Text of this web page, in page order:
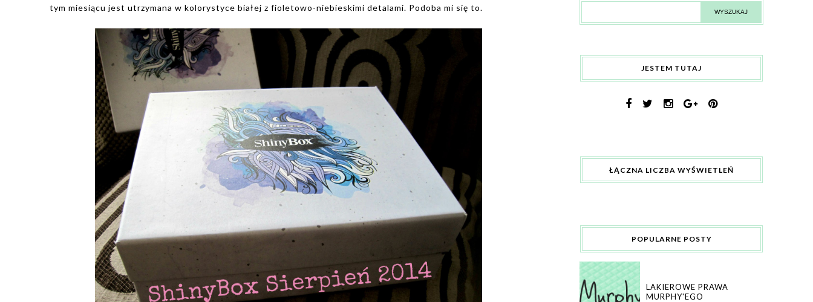
tym miesiącu jest utrzymana w kolorystyce białej z fioletowo-niebieskimi detalami. Podoba mi się to.
JESTEM TUTAJ
ŁĄCZNA LICZBA WYŚWIETLEŃ
POPULARNE POSTY
LAKIEROWE PRAWA
MURPHY'EGO